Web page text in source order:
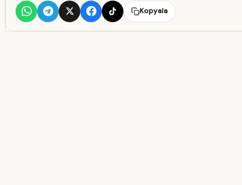
Kopyala